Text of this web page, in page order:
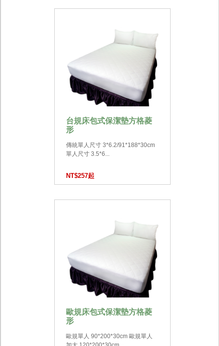
台規床包式保潔墊方格菱
形
傳統單人尺寸 3*6.2/91*188*30cm
單人尺寸 3.5*6...
NT$257起
歐規床包式保潔墊方格菱
形
歐規單人 90*200*30cm 歐規單人